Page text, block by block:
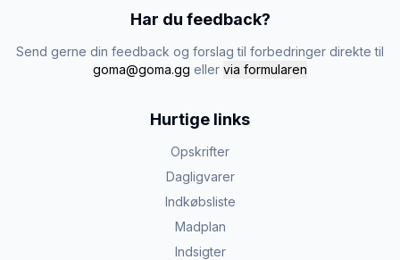
Har du feedback?
Send gerne din feedback og forslag til forbedringer direkte til
goma@goma.gg eller via formularen
Hurtige links
Opskrifter
Dagligvarer
Indkøbsliste
Madplan
Indsigter